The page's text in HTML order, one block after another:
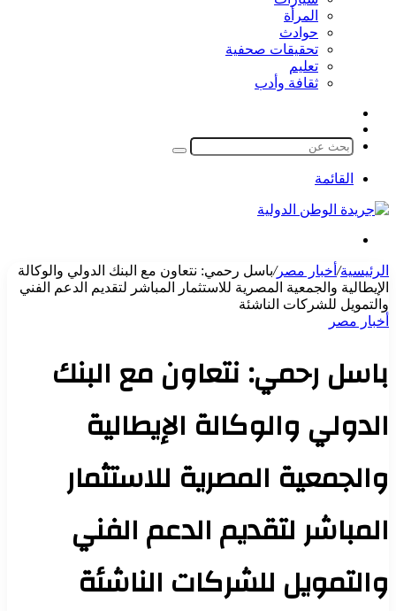
المرأة
حوادث
تحقيقات صحفية
تعليم
ثقافة وأدب
المظلم
بحث
القائمة
الرئيسية/ أخبار مصر/باسل رحمي: نتعاون مع البنك الدولي والوكالة
الإيطالية والجمعية المصرية للاستثمار المباشر لتقديم الدعم الفني
والتمويل للشركات الناشئة
أخبار مصر
باسل رحمي: نتعاون مع البنك
الدولي والوكالة الإيطالية
والجمعية المصرية للاستثمار
المباشر لتقديم الدعم الفني
والتمويل للشركات الناشئة